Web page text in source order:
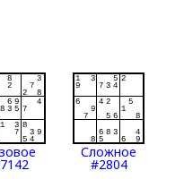
Сложное
#2804